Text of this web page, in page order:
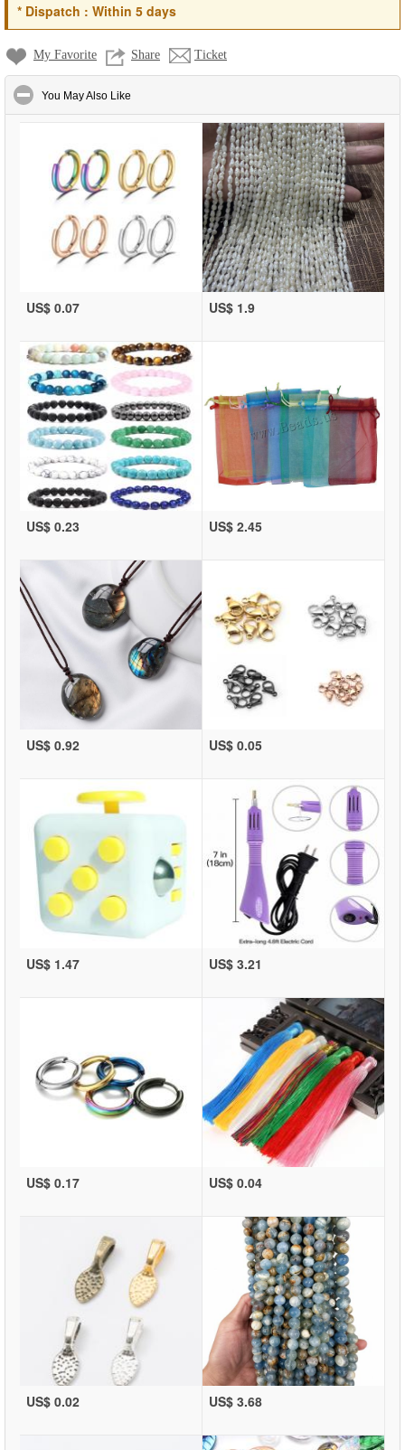
*Dispatch : Within 5 days
My Favorite Share Ticket
You May Also Like
US$ 0.07 US$ 1.9
US$ 0.23 US$ 2.45
US$ 0.92 US$ 0.05
US$ 1.47 US$ 3.21
US$ 0.17 US$ 0.04
US$ 0.02 US$ 3.68